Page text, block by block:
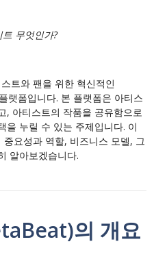
트 무엇인가?
트와 팬을 위한 혁신적인
랫폼입니다. 본 플랫폼은 아티스
, 아티스트의 작품을 공유함으로
을 누릴 수 있는 주제입니다. 이
요성과 역할, 비즈니스 모델, 그
알아보겠습니다.
의 개요